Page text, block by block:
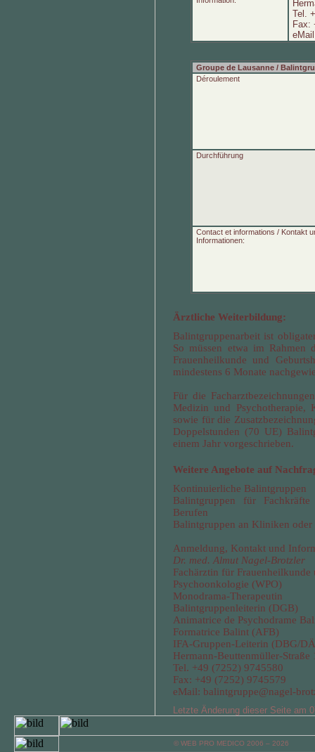
Tel.
Fax:
Groupe de Lausanne /
Déroulement
Durchführung
Contact et informations / Kontakt
Informationen:
Ärztliche Weiterbildung:
Balintgruppenarbeit ist
So müssen etwa im Rahmen
Frauenheilkunde und
mindestens 6 Monate
Für die
Medizin und Psychotherapie,
sowie für die
Doppelstunden (70 UE)
einem Jahr vorgeschrieben.
Weitere Angebote auf
Kontinuierliche Balintgruppen
Balintgruppen für
Berufen
Balintgruppen an Kliniken
Anmeldung, Kontakt und
Dr. med. Almut Nagel-Brotzler
Fachärztin für
Psychoonkologie (WPO)
Monodrama-Therapeutin
Balintgruppenleiterin (DGB)
Animatrice de Psychodrame
Formatrice Balint (AFB)
IFA-Gruppen-Leiterin (DBG/
Hermann-Beuttenmüller-Straße
Tel. +49 (7252) 9745580
Fax: +49 (7252) 9745579
eMail: balintgruppe@nagel-
Letzte Änderung dieser Seite am
© WEB PRO MEDICO 2006 – 2026